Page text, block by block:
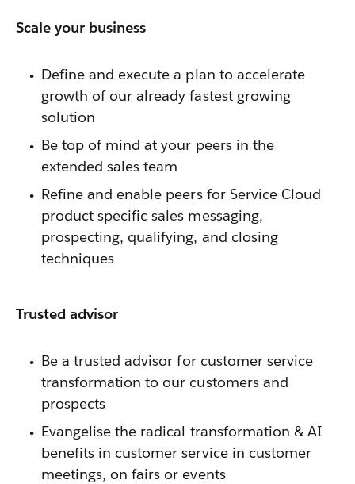
Scale your business
Define and execute a plan to accelerate
growth of our already fastest growing
solution
Be top of mind at your peers in the
extended sales team
Refine and enable peers for Service Cloud
product specific sales messaging,
prospecting, qualifying, and closing
techniques
Trusted advisor
Be a trusted advisor for customer service
transformation to our customers and
prospects
Evangelise the radical transformation & AI
benefits in customer service in customer
meetings, on fairs or events